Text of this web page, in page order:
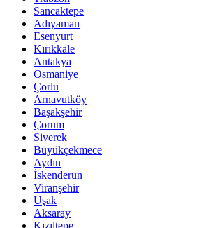
Sancaktepe
Adıyaman
Esenyurt
Kırıkkale
Antakya
Osmaniye
Çorlu
Arnavutköy
Başakşehir
Çorum
Siverek
Büyükçekmece
Aydın
İskenderun
Viranşehir
Uşak
Aksaray
Kızıltepe